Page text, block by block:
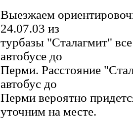
Выезжаем
24.07.03 из
турбазы "Сталагмит"
автобусе до
Перми. Расстояние
автобус до
Перми вероятно
уточним на месте.